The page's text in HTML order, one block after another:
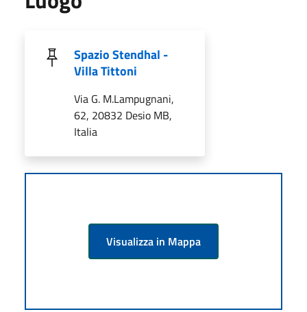
Spazio Stendhal -
Villa Tittoni
Via G. M.Lampugnani,
62, 20832 Desio MB,
Italia
Visualizza in Mappa